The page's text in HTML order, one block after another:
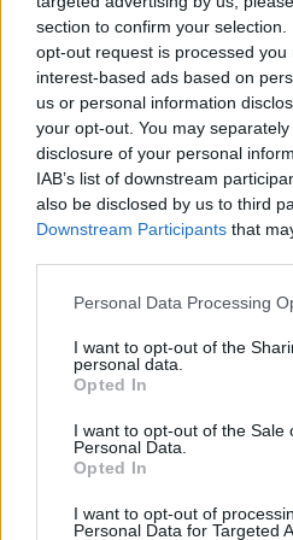
section to confirm your
opt-out request is processed you
interest-based ads based on
us or personal information
your opt-out. You may
disclosure of your personal
IAB’s list of downstream
also be disclosed by us to third
Downstream Participants that
Personal Data Processing
I want to opt-out of the
personal data.
Opted In
I want to opt-out of the Sale
Personal Data.
Opted In
I want to opt-out of
Personal Data for Targeted
con gli
di evitare le domande
Nell'incontro virtuale
confermato
acclamazione. Ma si è
elezioni. Secondo le
ribadito che si è
importante ma, riporta
molto determinati nel
europee".